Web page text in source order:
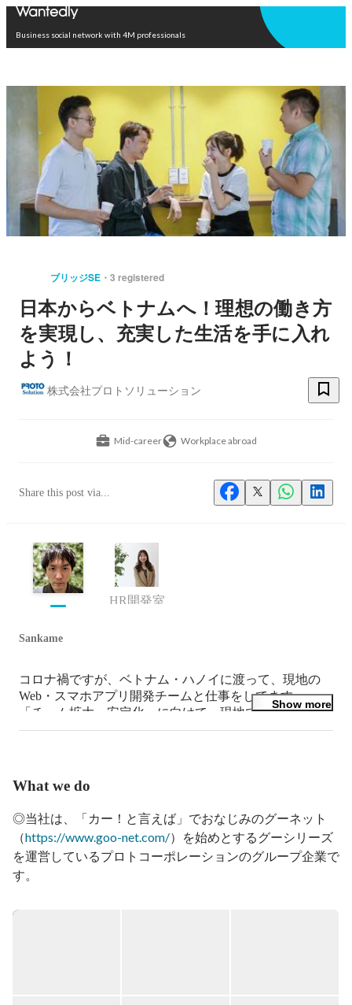
Business social network with 4M professionals
ブリッジSE 3 registered
日本からベトナムへ！理想の働き方
を実現し、充実した生活を手に入れ
よう！
株式会社プロトソリューション
Mid-career Workplace abroad
Share this post via...
HR開発室
Sankame
コロナ禍ですが、ベトナム・ハノイに渡って、現地の
Web・スマホアプリ開発チームと仕事をしてます。
「チーム拡大、安定化」に向けて、現地で一緒に働いて
くれる仲間を募集しています。
■事業の実現スピードアップに海外の力を活用したい
※普通の現地日記
https://northernbat.net/
Show more
What we do
◎当社は、「カー！と言えば」でおなじみのグーネット
（https://www.goo-net.com/）を始めとするグーシリーズ
を運営しているプロトコーポレーションのグループ企業で
す。
◎安定したグループのサービスがあるため、研究開発